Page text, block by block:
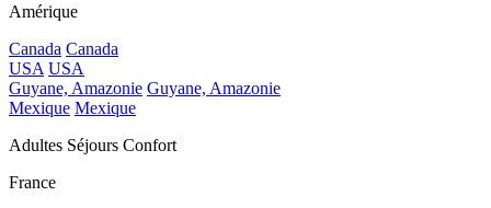
Amérique
Canada Canada
USA USA
Guyane, Amazonie Guyane, Amazonie
Mexique Mexique
Adultes Séjours Confort
France